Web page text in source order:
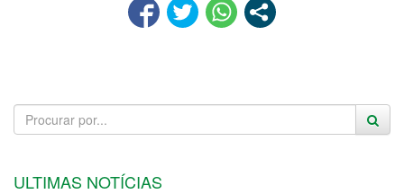
ULTIMAS NOTÍCIAS